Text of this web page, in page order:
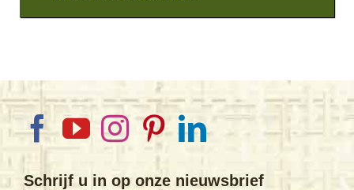
Schrijf u in op onze nieuwsbrief